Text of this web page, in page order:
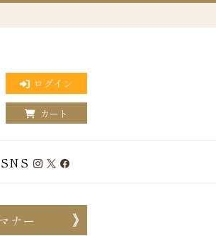
ログイン
カート
SNS
ナー